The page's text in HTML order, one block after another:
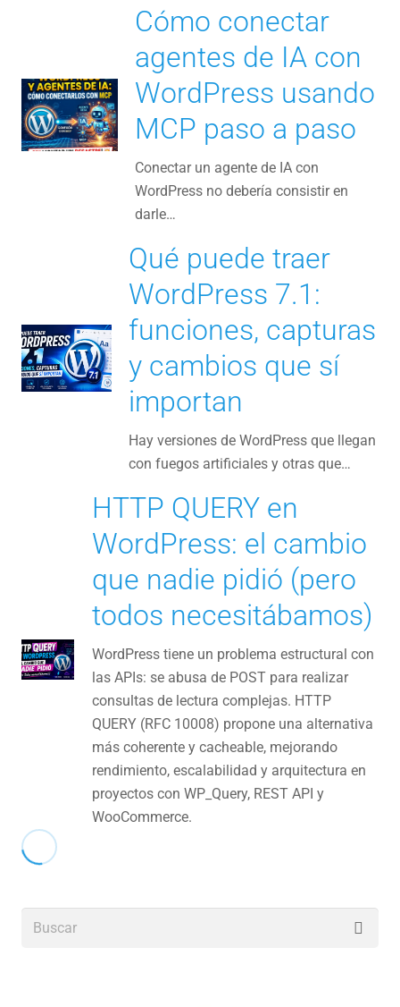
Cómo conectar
agentes de IA con
WordPress usando
MCP paso a paso
Conectar un agente de IA con
WordPress no debería consistir en
darle…
Qué puede traer
WordPress 7.1:
funciones, capturas
y cambios que sí
importan
Hay versiones de WordPress que llegan
con fuegos artificiales y otras que…
HTTP QUERY en
WordPress: el cambio
que nadie pidió (pero
todos necesitábamos)
WordPress tiene un problema estructural con
las APIs: se abusa de POST para realizar
consultas de lectura complejas. HTTP
QUERY (RFC 10008) propone una alternativa
más coherente y cacheable, mejorando
rendimiento, escalabilidad y arquitectura en
proyectos con WP_Query, REST API y
WooCommerce.